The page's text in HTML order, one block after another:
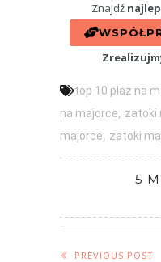
Znajdź
top 10 plaz na
na majorce, zatoki
majorce, zatoki
5
PREVIOUS POST